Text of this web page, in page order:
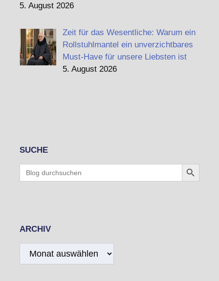
5. August 2026
Zeit für das Wesentliche: Warum ein
Rollstuhlmantel ein unverzichtbares
Must-Have für unsere Liebsten ist
5. August 2026
SUCHE
Search
for:
Search Button
ARCHIV